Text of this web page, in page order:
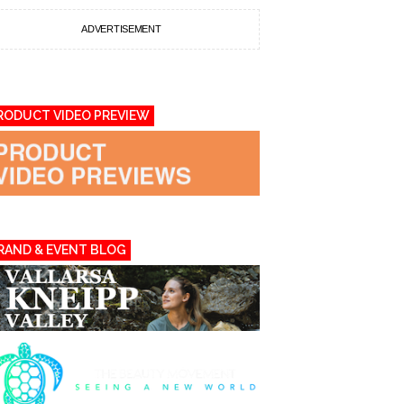
ADVERTISEMENT
VIDEO PREVIEW
& EVENT BLOG